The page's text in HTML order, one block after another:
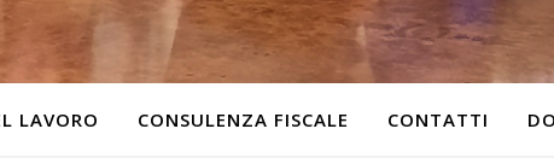
LAVORO CONSULENZA FISCALE CONTATTI